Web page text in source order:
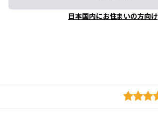
日本国内にお住まいの方向け